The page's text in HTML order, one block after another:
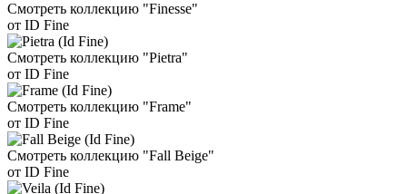
Смотреть коллекцию "Finesse"
от ID Fine
Смотреть коллекцию "Pietra"
от ID Fine
Смотреть коллекцию "Frame"
от ID Fine
Смотреть коллекцию "Fall Beige"
от ID Fine